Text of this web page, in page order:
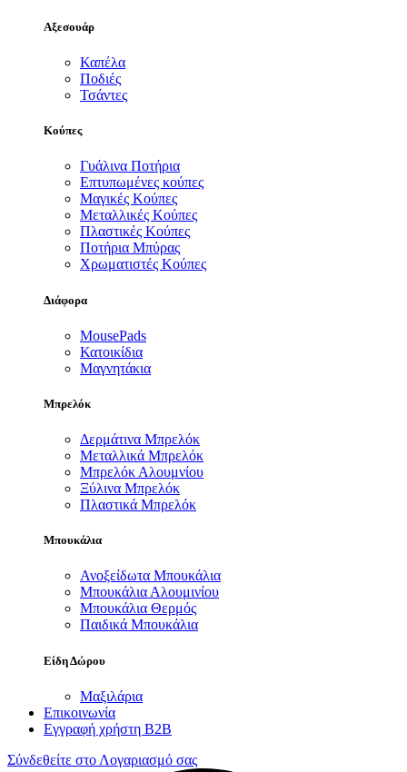
Αξεσουάρ
Καπέλα
Ποδιές
Τσάντες
Κούπες
Γυάλινα Ποτήρια
Επτυπωμένες κούπες
Μαγικές Κούπες
Μεταλλικές Κούπες
Πλαστικές Κούπες
Ποτήρια Μπύρας
Χρωματιστές Κούπες
Διάφορα
MousePads
Κατοικίδια
Μαγνητάκια
Μπρελόκ
Δερμάτινα Μπρελόκ
Μεταλλικά Μπρελόκ
Μπρελόκ Αλουμνίου
Ξύλινα Μπρελόκ
Πλαστικά Μπρελόκ
Μπουκάλια
Ανοξείδωτα Μπουκάλια
Μπουκάλια Αλουμινίου
Μπουκάλια Θερμός
Παιδικά Μπουκάλια
Είδη Δώρου
Μαξιλάρια
Επικοινωνία
Εγγραφή χρήστη B2B
Σύνδεθείτε στο Λογαριασμό σας